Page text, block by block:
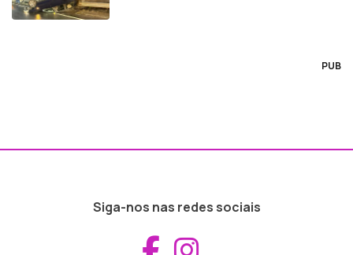
PUB
Siga-nos nas redes sociais